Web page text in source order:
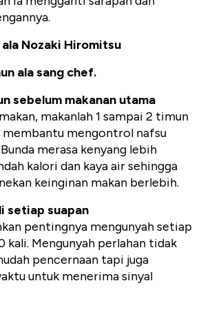
Nozaki Hiromitsu
ala sang chef.
sebelum makanan utama
makanlah 1 sampai 2 timun
membantu mengontrol nafsu
merasa kenyang lebih
kalori dan kaya air sehingga
keinginan makan berlebih.
setiap suapan
pentingnya mengunyah setiap
kali. Mengunyah perlahan tidak
pencernaan tapi juga
untuk menerima sinyal